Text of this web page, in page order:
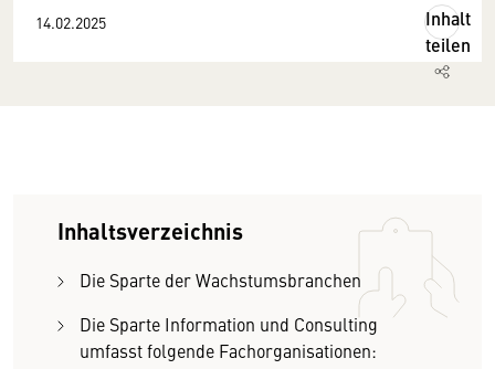
14.02.2025
Inhalt
teilen
Inhaltsverzeichnis
Die Sparte der Wachstumsbranchen
Die Sparte Information und Consulting
umfasst folgende Fachorganisationen: